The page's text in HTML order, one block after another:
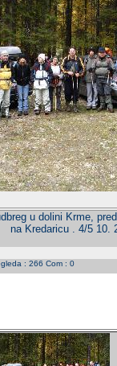
u dolini Krme,
na Kredaricu . 4/5 10.
: 266 Com : 0